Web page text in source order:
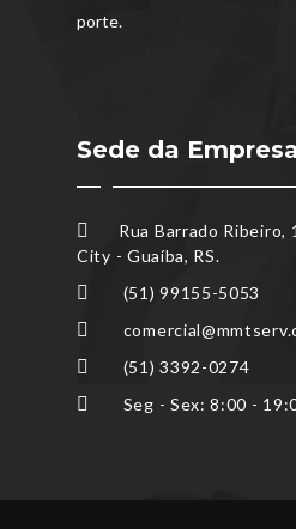
porte.
Sede da
Rua Barrado Ribeiro,
City - Guaíba, RS.
(51) 99155-5053
(51) 3392-0274
Seg - Sex: 8:00 -